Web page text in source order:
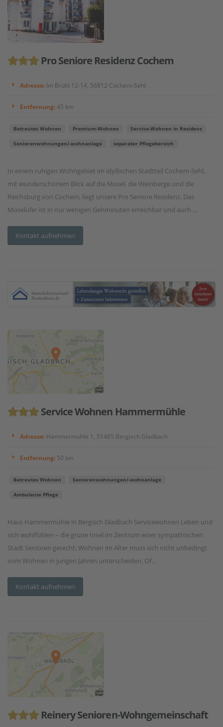
Pro Seniore Residenz Cochem
Adresse: Im Brühl 12-14, 56812 Cochem-Sehl
Entfernung:45 km
Betreutes Wohnen Premium-Wohnen Service-Wohnen in Residenz
Seniorenwohnungen/-wohnanlage separater Pflegebereich
In einem ruhigen Wohngebiet im idyllischen Stadtteil Cochem-Sehl,
mit wunderschönem Blick auf die Mosel, die Weinberge und die
Reichsburg von Cochem, liegt unsere Pro Seniore Residenz. Das
Moselufer ist in nur wenigen Gehminuten erreichbar und auch ...
Kontakt aufnehmen
Service Wohnen Hammermühle
Adresse: Hammermühle 1, 51465 Bergisch Gladbach
Entfernung: 50 km
Betreutes Wohnen Seniorenwohnungen/-wohnanlage
Ambulante Pflege
Haus Hammermühle in Bergisch Gladbach Servicewohnen Leben und
sich wohlfühlen – die grüne Insel im Zentrum einer sympathischen
Stadt Senioren gerecht: Wohnen im Alter muss sich nicht unbedingt
vom Wohnen in jungen Jahren unterscheiden. Of...
Kontakt aufnehmen
Reinery Senioren-Wohngemeinschaft